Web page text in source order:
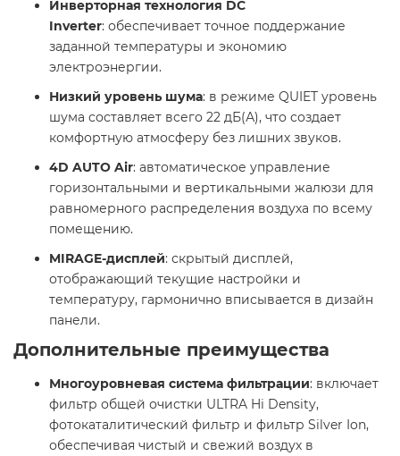
Инверторная технология DC
Inverter: обеспечивает точное поддержание
заданной температуры и экономию
электроэнергии.​
Низкий уровень шума: в режиме QUIET уровень
шума составляет всего 22 дБ(А), что создает
комфортную атмосферу без лишних звуков. ​
4D AUTO Air: автоматическое управление
горизонтальными и вертикальными жалюзи для
равномерного распределения воздуха по всему
помещению. ​
MIRAGE-дисплей: скрытый дисплей,
отображающий текущие настройки и
температуру, гармонично вписывается в дизайн
панели. ​
Дополнительные преимущества
Многоуровневая система фильтрации: включает
фильтр общей очистки ULTRA Hi Density,
фотокаталитический фильтр и фильтр Silver Ion,
обеспечивая чистый и свежий воздух в